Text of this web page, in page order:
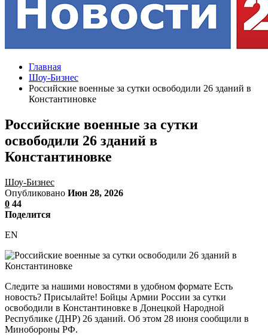
Главная
Шоу-Бизнес
Российские военные за сутки освободили 26 зданий в
Константиновке
Российские военные за сутки
освободили 26 зданий в
Константиновке
Шоу-Бизнес
Опубликовано Июн 28, 2026
0 44
Поделится
EN
Следите за нашими новостями в удобном формате Есть
новость? Присылайте! Бойцы Армии России за сутки
освободили в Константиновке в Донецкой Народной
Республике (ДНР) 26 зданий. Об этом 28 июня сообщили в
Минобороны РФ.